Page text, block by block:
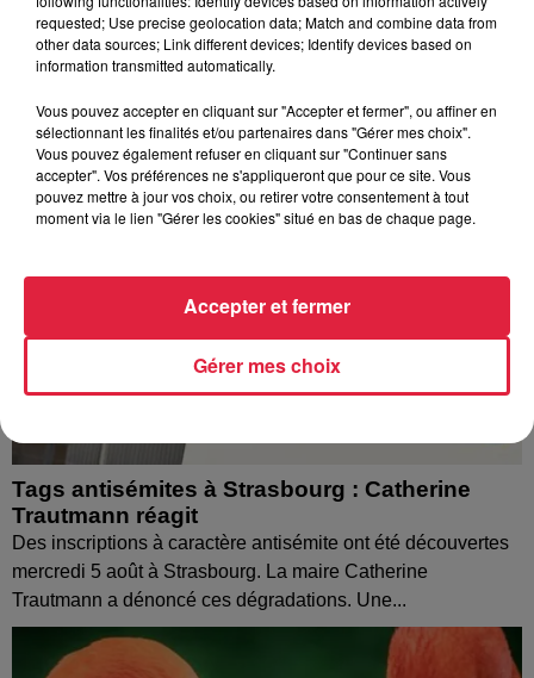
l’eau brune s’écouler de leurs robinets. Face aux
nombreuses interrogations, la municipalité a pris...
Tags antisémites à Strasbourg : Catherine
Trautmann réagit
Des inscriptions à caractère antisémite ont été découvertes
mercredi 5 août à Strasbourg. La maire Catherine
Trautmann a dénoncé ces dégradations. Une...
requested; Use precise geolocation data; Match and combine data from
other data sources; Link different devices; Identify devices based on
information transmitted automatically.
Vous pouvez accepter en cliquant sur "Accepter et fermer", ou affiner en
sélectionnant les finalités et/ou partenaires dans "Gérer mes choix".
Vous pouvez également refuser en cliquant sur "Continuer sans
accepter". Vos préférences ne s'appliqueront que pour ce site. Vous
pouvez mettre à jour vos choix, ou retirer votre consentement à tout
moment via le lien "Gérer les cookies" situé en bas de chaque page.
Gérer mes choix
Accepter et fermer